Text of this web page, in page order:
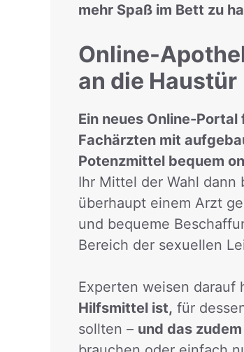
mehr Spaß im Bett zu
Online-
an die Haustür
Ein neues Online-
Fachärzten mit
Potenzmittel bequem
Ihr Mittel der Wahl dann
überhaupt einem Arzt
und bequeme
Bereich der sexuellen
Experten weisen darauf
Hilfsmittel ist, für
sollten – und das